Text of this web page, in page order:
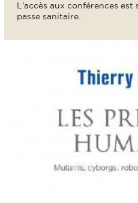
L'accès aux conférences
passe sanitaire.